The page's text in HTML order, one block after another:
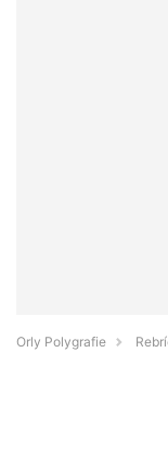
Orly Polygrafie